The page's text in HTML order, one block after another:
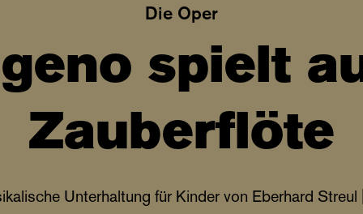
Die Oper
spielt
Zauberflöte
Unterhaltung für Kinder von Eberhard